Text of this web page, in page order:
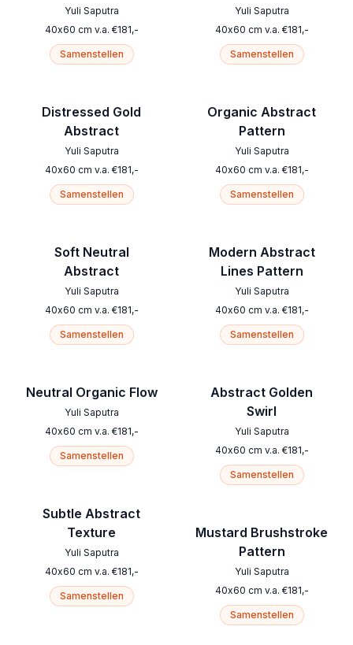
Yuli Saputra
40x60 cm v.a. €181,-
Samenstellen
Distressed Gold
Abstract
Yuli Saputra
40x60 cm v.a. €181,-
Samenstellen
Soft Neutral
Abstract
Yuli Saputra
40x60 cm v.a. €181,-
Samenstellen
Neutral Organic Flow
Yuli Saputra
40x60 cm v.a. €181,-
Samenstellen
Subtle Abstract
Texture
Yuli Saputra
40x60 cm v.a. €181,-
Samenstellen
Yuli Saputra
40x60 cm v.a. €181,-
Samenstellen
Organic Abstract
Pattern
Yuli Saputra
40x60 cm v.a. €181,-
Samenstellen
Modern Abstract
Lines Pattern
Yuli Saputra
40x60 cm v.a. €181,-
Samenstellen
Abstract Golden
Swirl
Yuli Saputra
40x60 cm v.a. €181,-
Samenstellen
Mustard Brushstroke
Pattern
Yuli Saputra
40x60 cm v.a. €181,-
Samenstellen